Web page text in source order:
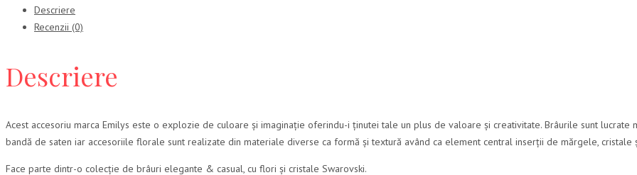
Descriere
Recenzii (0)
Descriere
Acest accesoriu marca Emilys este o explozie de culoare și imaginație oferindu-i ținutei tale un plus de valoare și creativitate. Brâurile sunt lucrate
bandă de saten iar accesoriile florale sunt realizate din materiale diverse ca formă și textură având ca element central inserții de mărgele, cristale
Face parte dintr-o colecție de brâuri elegante & casual, cu flori și cristale Swarovski.